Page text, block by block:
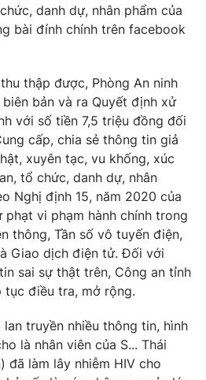
English
hình Việt Nam
VTV
và báo điện tử số 483/GP-BTTTT
Thị Mỹ Hạnh, Phạm Quốc Thắng,
danh dự, nhân phẩm của
bài đính chính trên facebook
thập được, Phòng An ninh
bản và ra Quyết định xử
với số tiền 7,5 triệu đồng đối
cấp, chia sẻ thông tin giả
xuyên tạc, vu khống, xúc
tổ chức, danh dự, nhân
Nghị định 15, năm 2020 của
phạt vi phạm hành chính trong
thông, Tần số vô tuyến điện,
Giao dịch điện tử. Đối với
sai sự thật trên, Công an tỉnh
tục điều tra, mở rộng.
truyền nhiều thông tin, hình
là nhân viên của S... Thái
đã làm lây nhiễm HIV cho